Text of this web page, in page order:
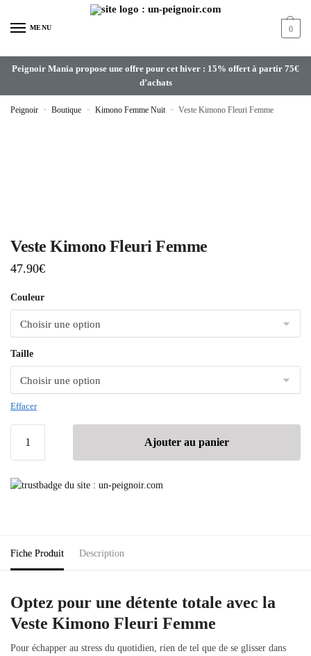
MENU 0
Peignoir Mania propose une offre pour cet hiver : 15% offert à partir 75€
d’achats
Peignoir » Boutique » Kimono Femme Nuit » Veste Kimono Fleuri Femme
Veste Kimono Fleuri Femme
47.90€
Couleur
Taille
Effacer
Ajouter au panier
Fiche Produit Description
Optez pour une détente totale avec la
Veste Kimono Fleuri Femme
Pour échapper au stress du quotidien, rien de tel que de se glisser dans